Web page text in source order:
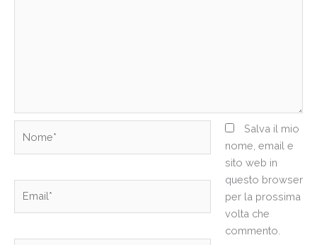
Salva il mio
nome, email e
sito web in
questo browser
per la prossima
volta che
commento.